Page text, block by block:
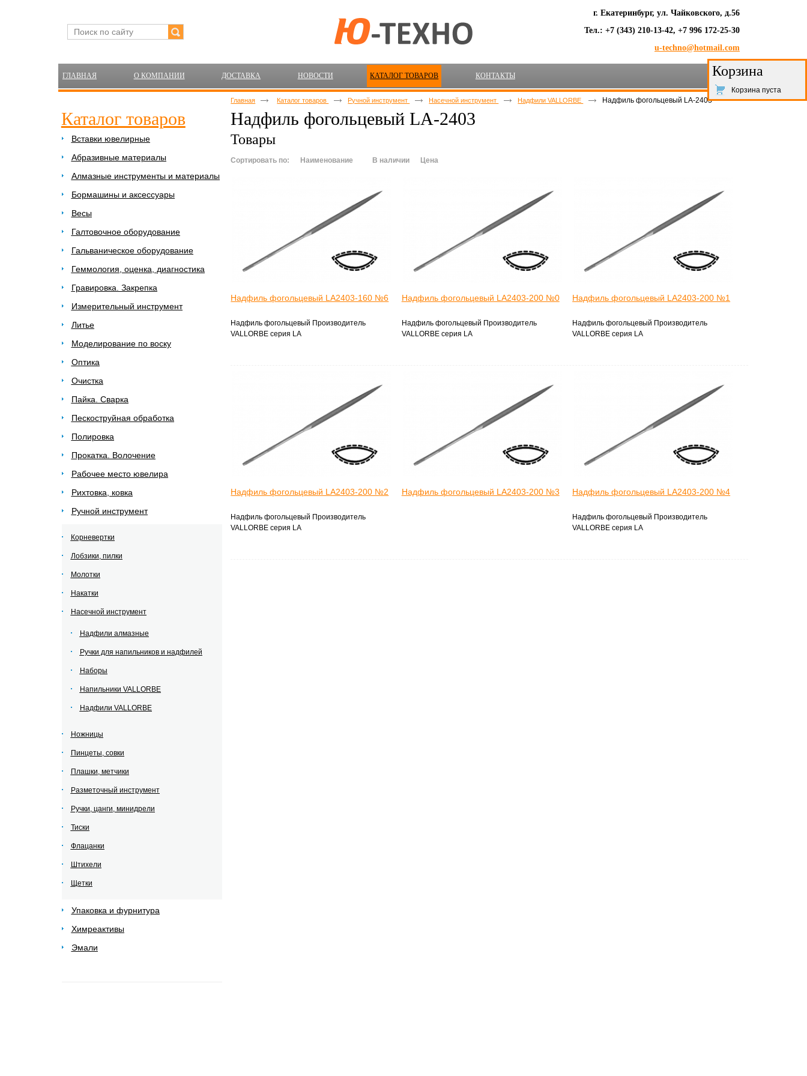
г. Екатеринбург, ул. Чайковского, д.56
Тел.: +7 (343) 210-13-42, +7 996 172-25-30
u-techno@hotmail.com
ГЛАВНАЯ О КОМПАНИИ ДОСТАВКА НОВОСТИ КАТАЛОГ ТОВАРОВ КОНТАКТЫ
Каталог товаров
Вставки ювелирные
Абразивные материалы
Алмазные инструменты и материалы
Бормашины и аксессуары
Весы
Галтовочное оборудование
Гальваническое оборудование
Геммология, оценка, диагностика
Гравировка. Закрепка
Измерительный инструмент
Литье
Моделирование по воску
Оптика
Очистка
Пайка. Сварка
Пескоструйная обработка
Полировка
Прокатка. Волочение
Рабочее место ювелира
Рихтовка, ковка
Ручной инструмент
Корневертки
Лобзики, пилки
Молотки
Накатки
Насечной инструмент
Надфили алмазные
Ручки для напильников и надфилей
Наборы
Напильники VALLORBE
Надфили VALLORBE
Ножницы
Пинцеты, совки
Плашки, метчики
Разметочный инструмент
Ручки, цанги, минидрели
Тиски
Флацанки
Штихели
Щетки
Упаковка и фурнитура
Химреактивы
Эмали
Корзина
Корзина пуста
Главная Каталог товаров Ручной инструмент Насечной инструмент Надфили VALLORBE Надфиль фогольцевый LA-2403
Надфиль фогольцевый LA-2403
Товары
Сортировать по: Наименование В наличии Цена
Надфиль фогольцевый LA2403-160 №6
Надфиль фогольцевый Производитель
VALLORBE серия LA
Надфиль фогольцевый LA2403-200 №0
Надфиль фогольцевый Производитель
VALLORBE серия LA
Надфиль фогольцевый LA2403-200 №1
Надфиль фогольцевый Производитель
VALLORBE серия LA
Надфиль фогольцевый LA2403-200 №2
Надфиль фогольцевый Производитель
VALLORBE серия LA
Надфиль фогольцевый LA2403-200 №3 Надфиль фогольцевый LA2403-200 №4
Надфиль фогольцевый Производитель
VALLORBE серия LA